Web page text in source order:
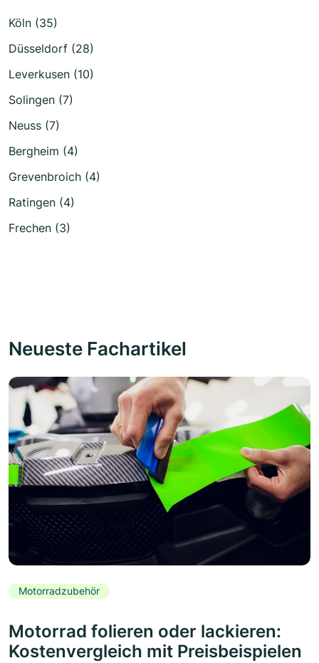
Köln (35)
Düsseldorf (28)
Leverkusen (10)
Solingen (7)
Neuss (7)
Bergheim (4)
Grevenbroich (4)
Ratingen (4)
Frechen (3)
Neueste Fachartikel
Motorradzubehör
Motorrad folieren oder lackieren:
Kostenvergleich mit Preisbeispielen